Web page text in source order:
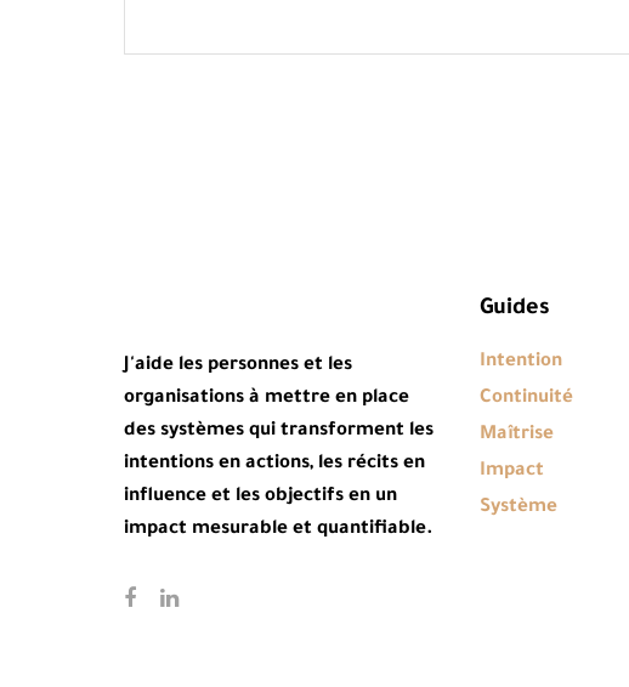
J'aide les personnes et les
organisations à mettre en place
des systèmes qui transforment les
intentions en actions, les récits en
influence et les objectifs en un
impact mesurable et quantifiable.
Guides
Intention
Continuité
Maîtrise
Impact
Système